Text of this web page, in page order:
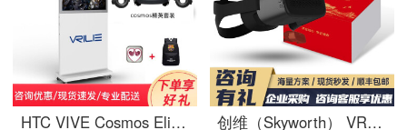
HTC VIVE Cosmos Elite精英套装虚拟现实智能VR眼镜电脑版PCVR3D头盔【国行】 VR触屏一体机（cosmos精英套装）
创维（Skyworth） VR内容方案 党建学习机 VR学习 批量采购 价格详聊 VR一体机